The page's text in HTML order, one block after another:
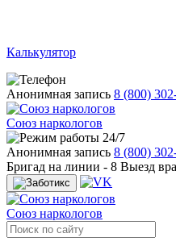
Калькулятор
Анонимная запись 8 (800)
Союз наркологов
24/7
Анонимная запись 8 (800)
Бригад на линии - 8 Выезд
Союз наркологов